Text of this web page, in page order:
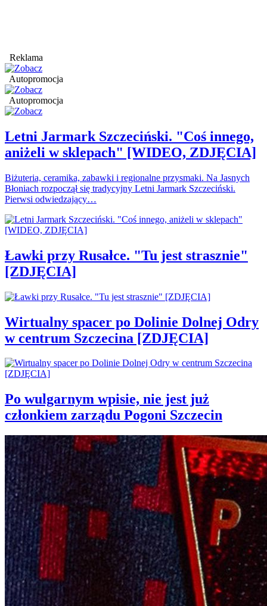
Reklama
Autopromocja
Autopromocja
Letni Jarmark Szczeciński. "Coś innego,
aniżeli w sklepach" [WIDEO, ZDJĘCIA]
Biżuteria, ceramika, zabawki i regionalne przysmaki. Na Jasnych
Błoniach rozpoczął się tradycyjny Letni Jarmark Szczeciński.
Pierwsi odwiedzający…
Ławki przy Rusałce. "Tu jest strasznie"
[ZDJĘCIA]
Wirtualny spacer po Dolinie Dolnej Odry
w centrum Szczecina [ZDJĘCIA]
Po wulgarnym wpisie, nie jest już
członkiem zarządu Pogoni Szczecin